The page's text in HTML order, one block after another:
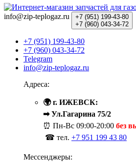
info@zip-teplogaz.ru +7 (951) 199-43-80
+7 (960) 043-34-72
+7 (951) 199-43-80
+7 (960) 043-34-72
Telegram
info@zip-teplogaz.ru
Адреса:
🌍 г. ИЖЕВСК:
➡ Ул.Гагарина 75/2
⏰ Пн-Вс 09:00-20:00 без
☎ тел. +7 951 199 43 80
Мессенджеры: